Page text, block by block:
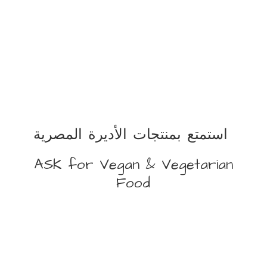
ASK for Vegan & Vegetarian
Food